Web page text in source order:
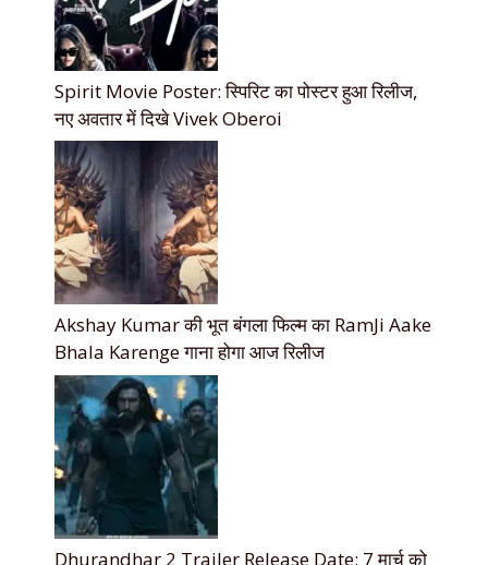
Spirit Movie Poster: स्पिरिट का पोस्टर हुआ रिलीज,
नए अवतार में दिखे Vivek Oberoi
Akshay Kumar की भूत बंगला फिल्म का RamJi Aake
Bhala Karenge गाना होगा आज रिलीज
Dhurandhar 2 Trailer Release Date: 7 मार्च को